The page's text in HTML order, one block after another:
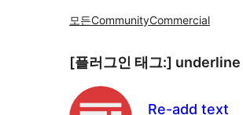
모든CommunityCommercial
[플러그인 태그:] underline
Re-add text